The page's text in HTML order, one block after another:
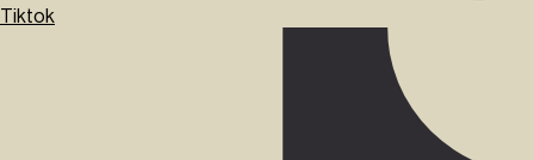
Tiktok